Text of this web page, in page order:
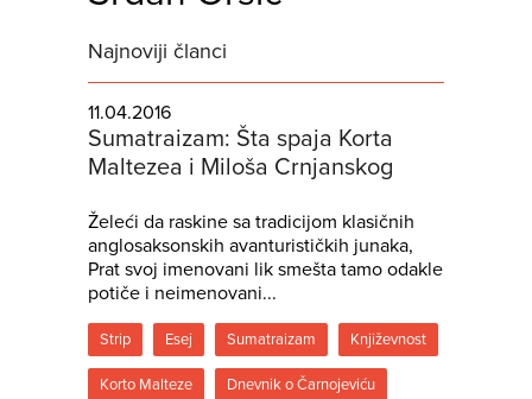
Najnoviji članci
11.04.2016
Sumatraizam: Šta spaja Korta
Maltezea i Miloša Crnjanskog
Želeći da raskine sa tradicijom klasičnih
anglosaksonskih avanturističkih junaka,
Prat svoj imenovani lik smešta tamo odakle
potiče i neimenovani...
Strip Esej Sumatraizam Književnost
Korto Malteze Dnevnik o Čarnojeviću